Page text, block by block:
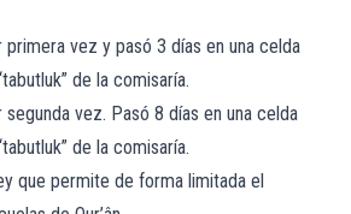
primera vez y pasó 3 días en una celda
de la comisaría.
vez. Pasó 8 días en una celda
de la comisaría.
que permite de forma limitada el